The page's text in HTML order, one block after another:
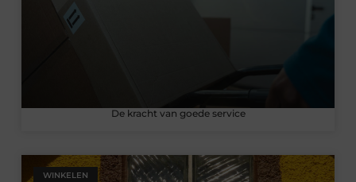
De kracht van goede service
WINKELEN